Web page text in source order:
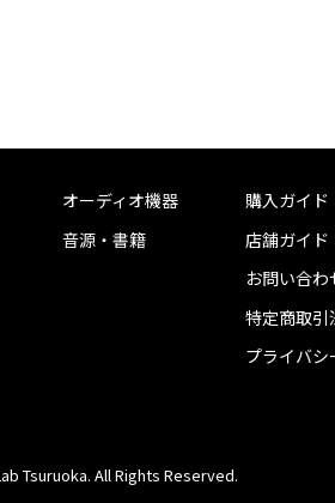
オーディオ機器
音源・書籍
購入ガイド
店舗ガイド
お問い合わ
特定商取引
プライバ
Tsuruoka. All Rights Reserved.